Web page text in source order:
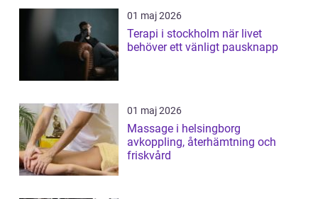
01 maj 2026
Terapi i stockholm när livet
behöver ett vänligt pausknapp
01 maj 2026
Massage i helsingborg
avkoppling, återhämtning och
friskvård